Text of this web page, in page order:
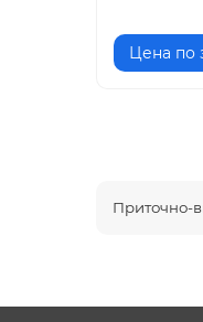
Цена по
Приточно-